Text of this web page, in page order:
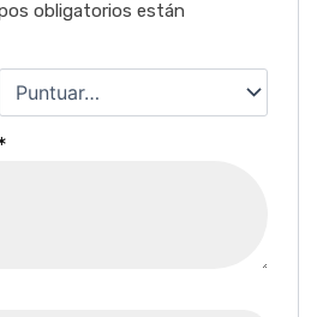
obligatorios están